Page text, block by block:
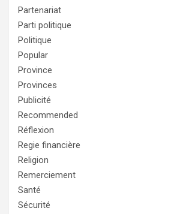
Partenariat
Parti politique
Politique
Popular
Province
Provinces
Publicité
Recommended
Réflexion
Regie financière
Religion
Remerciement
Santé
Sécurité